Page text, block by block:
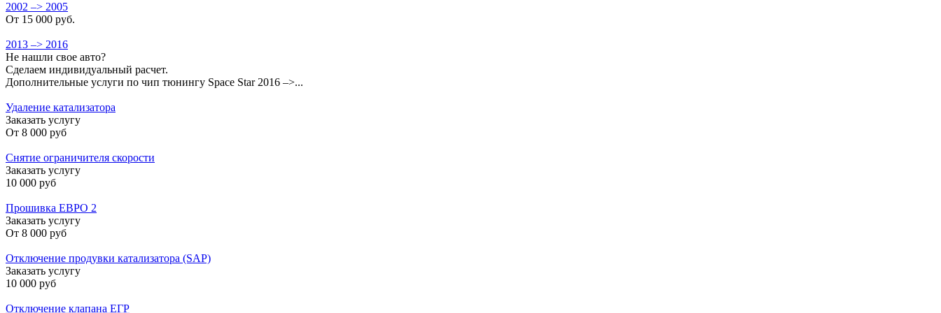
2002 –> 2005
От 15 000 руб.
2013 –> 2016
Не нашли свое авто?
Сделаем индивидуальный расчет.
Дополнительные услуги по чип тюнингу Space Star 2016 –>...
Удаление катализатора
Заказать услугу
От 8 000 руб
Снятие ограничителя скорости
Заказать услугу
10 000 руб
Прошивка ЕВРО 2
Заказать услугу
От 8 000 руб
Отключение продувки катализатора (SAP)
Заказать услугу
10 000 руб
Отключение клапана ЕГР